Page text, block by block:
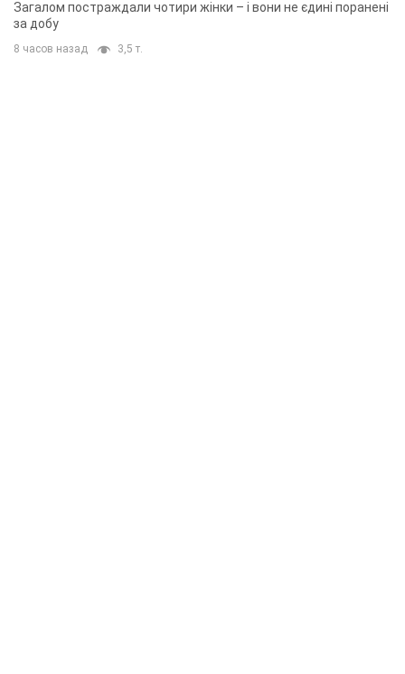
Загалом постраждали чотири жінки – і вони не єдині поранені
за добу
8 часов назад 3,5 т.